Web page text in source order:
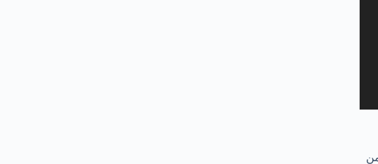
اترك حوالي بوصتين (5 سم) من